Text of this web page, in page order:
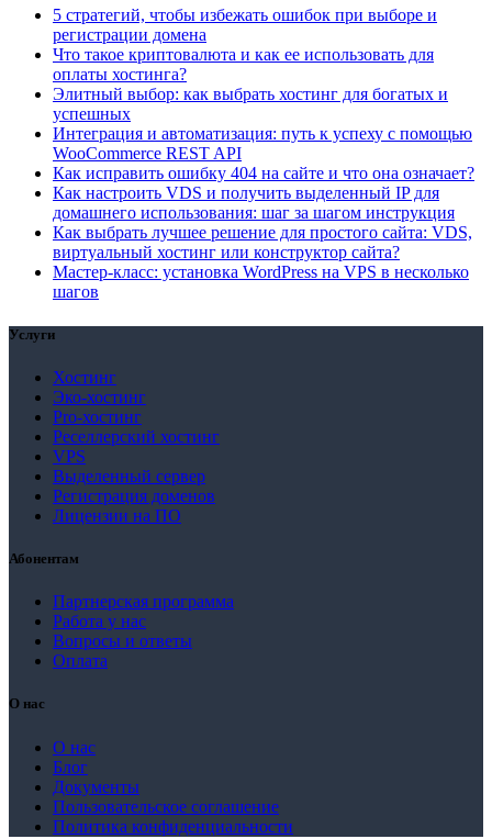
5 стратегий, чтобы избежать ошибок при выборе и
регистрации домена
Что такое криптовалюта и как ее использовать для
оплаты хостинга?
Элитный выбор: как выбрать хостинг для богатых и
успешных
Интеграция и автоматизация: путь к успеху с помощью
WooCommerce REST API
Как исправить ошибку 404 на сайте и что она означает?
Как настроить VDS и получить выделенный IP для
домашнего использования: шаг за шагом инструкция
Как выбрать лучшее решение для простого сайта: VDS,
виртуальный хостинг или конструктор сайта?
Мастер-класс: установка WordPress на VPS в несколько
шагов
Услуги
Хостинг
Эко-хостинг
Pro-хостинг
Реселлерский хостинг
VPS
Выделенный сервер
Регистрация доменов
Лицензии на ПО
Абонентам
Партнерская программа
Работа у нас
Вопросы и ответы
Оплата
О нас
О нас
Блог
Документы
Пользовательское соглашение
Политика конфиденциальности